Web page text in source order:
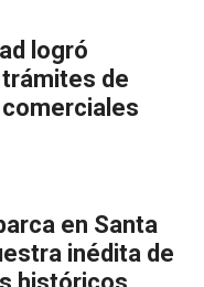
logró
de
en Santa
inédita de